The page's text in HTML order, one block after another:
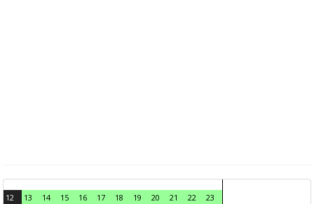
12 13 14 15 16 17 18 19 20 21 22
23